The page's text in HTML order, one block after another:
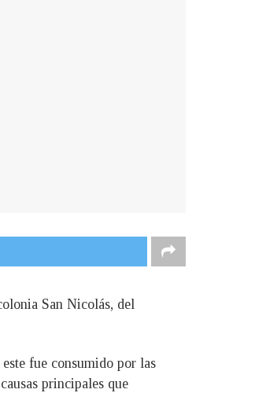
San Nicolás, del
fue consumido por las
principales que